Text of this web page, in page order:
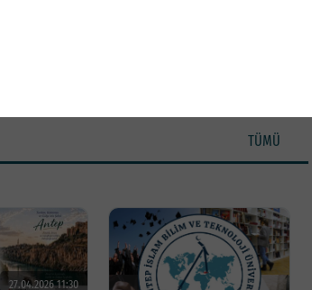
TÜMÜ
27.04.2026 11:30